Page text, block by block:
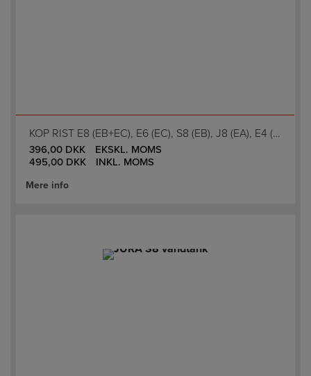
KOP RIST E8 (EB+EC), E6 (EC), S8 (EB), J8 (EA), E4 (EA)
396,00 DKK
EKSKL. MOMS
495,00 DKK INKL. MOMS
Mere info